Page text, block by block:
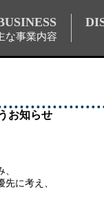
な事業内容
お知らせ
に考え、